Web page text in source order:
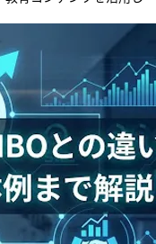
一元管理によるデータド
450社以上、会員サービス
活用されています。 株式
ローバルは、株式会社ウ
学習管理システム）、タ
ンテンツ、企業向け動画
度な技術力とノウハウを
レ
メントシステム・eラーニ
ューション事業、アンガー
業・企業法人向け研修事
ローバル 本 社 ：東京
表者 ：代表取締役社
テム）・タレントマネ
コンテンツ・企業向け動
ネジメントの個人向け資格
業 URL ：
問い合わせ先 株式会社レ
在地：〒105-0014 東京
：03（6824）9782
役社長：中村 信太郎、
ネジメントシステム
ーイー）」に、「AIナビ
らせいたします。 本機能
するシステム」から、「シ
型のシステム」への進化
ットウィンドウを通じ
一般社員にいたるまで、
今、対応すべき事項を先回
タレントマネジメント」
なるタレントマネジメン
の背景：手続きのための
まで多くの企業におい